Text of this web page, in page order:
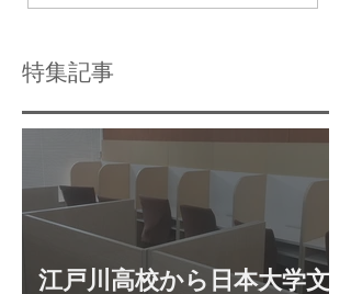
特集記事
江戸川高校から日本大学文